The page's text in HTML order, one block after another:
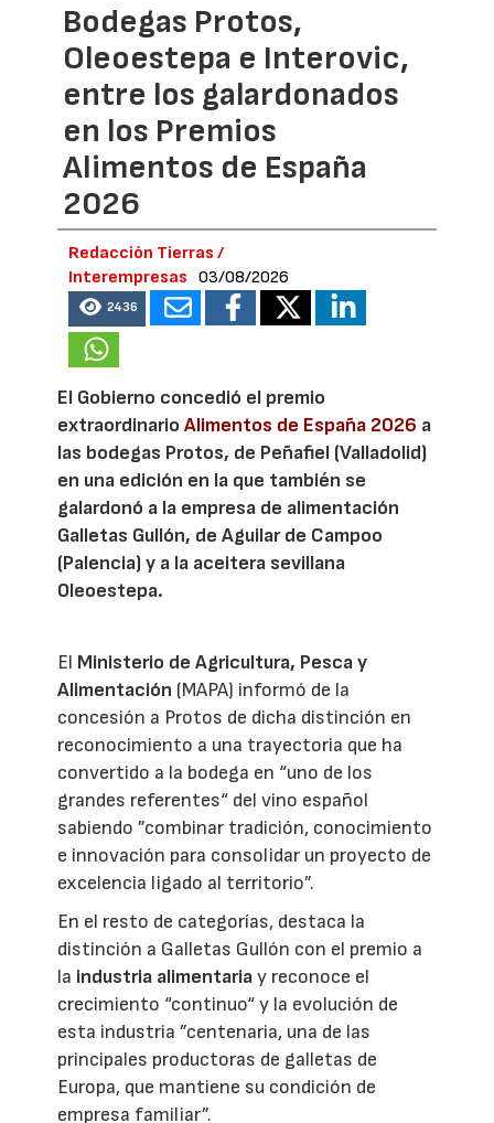
Bodegas Protos,
Oleoestepa e Interovic,
entre los galardonados
en los Premios
Alimentos de España
2026
Redacción Tierras /
Interempresas
03/08/2026
2436
El Gobierno concedió el premio
extraordinarioAlimentos de España 2026 a
las bodegas Protos, de Peñafiel (Valladolid)
en una edición en la que también se
galardonó a la empresa de alimentación
Galletas Gullón, de Aguilar de Campoo
(Palencia) y a la aceitera sevillana
Oleoestepa.
El Ministerio de Agricultura, Pesca y
Alimentación (MAPA) informó de la
concesión a Protos de dicha distinción en
reconocimiento a una trayectoria que ha
convertido a la bodega en “uno de los
grandes referentes“ del vino español
sabiendo ”combinar tradición, conocimiento
e innovación para consolidar un proyecto de
excelencia ligado al territorio”.
En el resto de categorías, destaca la
distinción a Galletas Gullón con el premio a
la industria alimentariay reconoce el
crecimiento “continuo“ y la evolución de
esta industria ”centenaria, una de las
principales productoras de galletas de
Europa, que mantiene su condición de
empresa familiar”.